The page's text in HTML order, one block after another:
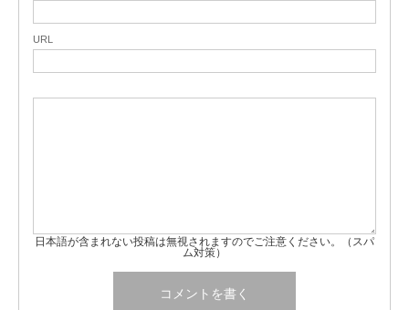
URL
日本語が含まれない投稿は無視されますのでご注意ください。（スパ
ム対策）